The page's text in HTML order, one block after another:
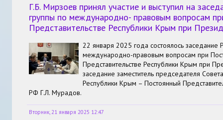
Г.Б. Мирзоев принял участие и выступил на
группы по международно- правовым вопросам
Представительстве Республики Крым при
22 января 2025 года состоялось заседание
международно-правовым вопросам при
Представительстве Республики Крым при
заседание заместитель председателя
Республики Крым – Постоянный
РФ Г.Л. Мурадов.
Вторник, 21 января 2025 12:47